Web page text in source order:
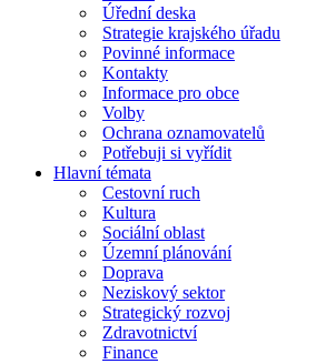
Úřední deska
Strategie krajského úřadu
Povinné informace
Kontakty
Informace pro obce
Volby
Ochrana oznamovatelů
Potřebuji si vyřídit
Hlavní témata
Cestovní ruch
Kultura
Sociální oblast
Územní plánování
Doprava
Neziskový sektor
Strategický rozvoj
Zdravotnictví
Finance